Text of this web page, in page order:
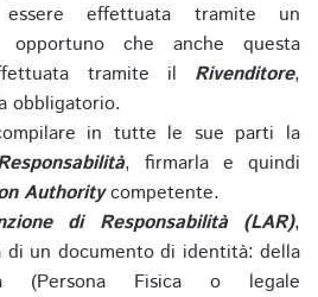
effettuata tramite un
che anche questa
tramite il Rivenditore,
obbligatorio.
in tutte le sue parti la
, firmarla e quindi
Authoritycompetente.
di Responsabilità (LAR),
di un documento di identità: della
(Persona Fisica o legale